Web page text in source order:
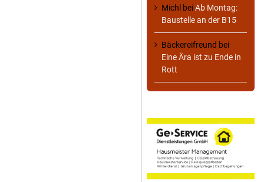
Michl beiAb Montag:
Baustelle an der B15
Bäckereifreund bei
Eine Ära ist zu Ende in
Rott